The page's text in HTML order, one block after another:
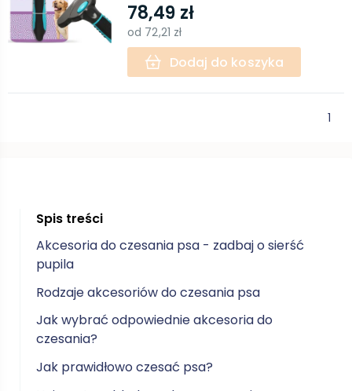
78,49 zł
od 72,21 zł
Dodaj do koszyka
1
Spis treści
Akcesoria do czesania psa - zadbaj o sierść
pupila
Rodzaje akcesoriów do czesania psa
Jak wybrać odpowiednie akcesoria do
czesania?
Jak prawidłowo czesać psa?